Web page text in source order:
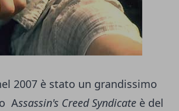
2007 è stato un grandissimo
Assassin's Creed Syndicate è del